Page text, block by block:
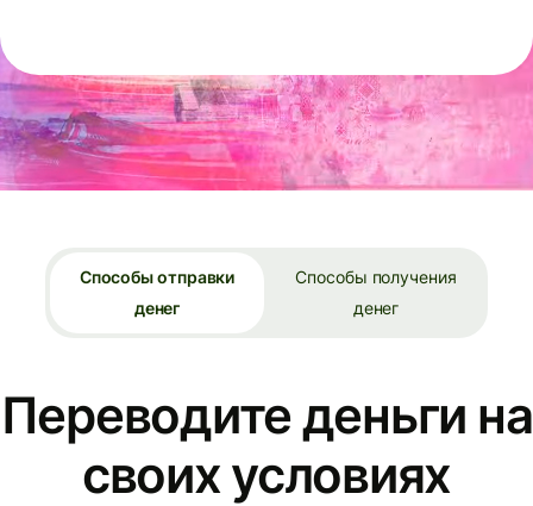
Способы отправки
денег
Способы получения
денег
Переводите деньги на
своих условиях